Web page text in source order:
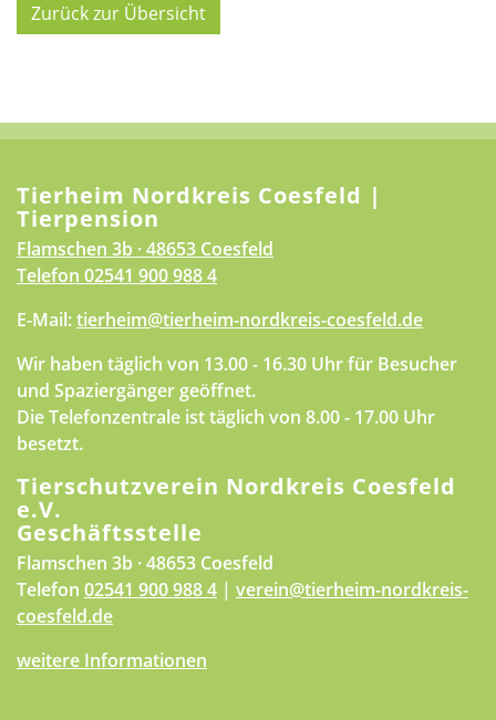
Zurück zur Übersicht
Tierheim Nordkreis Coesfeld |
Tierpension
Flamschen 3b · 48653 Coesfeld
Telefon 02541 900 988 4
E-Mail:tierheim@tierheim-nordkreis-coesfeld.de
Wir haben täglich von 13.00 - 16.30 Uhr für Besucher
und Spaziergänger geöffnet.
Die Telefonzentrale ist täglich von 8.00 - 17.00 Uhr
besetzt.
Tierschutzverein Nordkreis Coesfeld
e.V.
Geschäftsstelle
Flamschen 3b · 48653 Coesfeld
Telefon 02541 900 988 4 | verein@tierheim-nordkreis-
coesfeld.de
weitere Informationen